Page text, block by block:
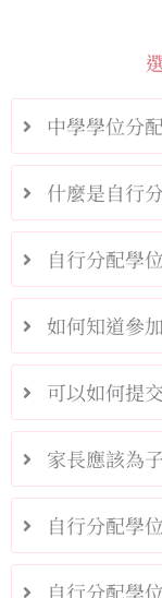
中學學位分
什麼是自行
自行分配學
如何知道參
可以如何提
家長應該為
自行分配學
自行分配學